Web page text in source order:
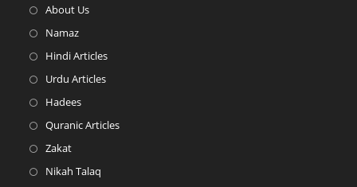
About UsOpens
a
NamazOpens
in
Hindi ArticlesOpens
Urdu ArticlesOpens
a
HadeesOpens
in
Quranic ArticlesOpens
ZakatOpens
in
Nikah Talaq